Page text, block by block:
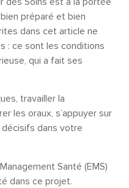
préparé et bien
dans cet article ne
: ce sont les conditions
qui a fait ses
travailler la
les oraux, s’appuyer sur
dans votre
Santé (EMS)
dans ce projet.